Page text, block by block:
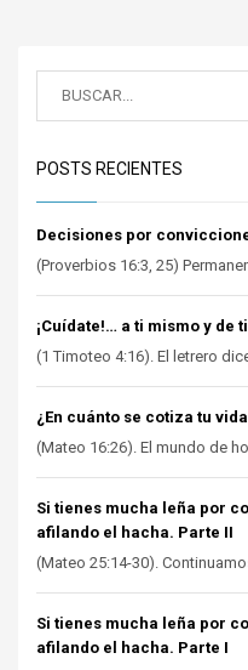
POSTS RECIENTES
Decisiones por
(Proverbios 16:3, 25)
¡Cuídate!… a ti mismo y de
(1 Timoteo 4:16). El letrero
¿En cuánto se cotiza tu
(Mateo 16:26). El mundo de
Si tienes mucha leña por
afilando el hacha. Parte II
(Mateo 25:14-30).
Si tienes mucha leña por
afilando el hacha. Parte I